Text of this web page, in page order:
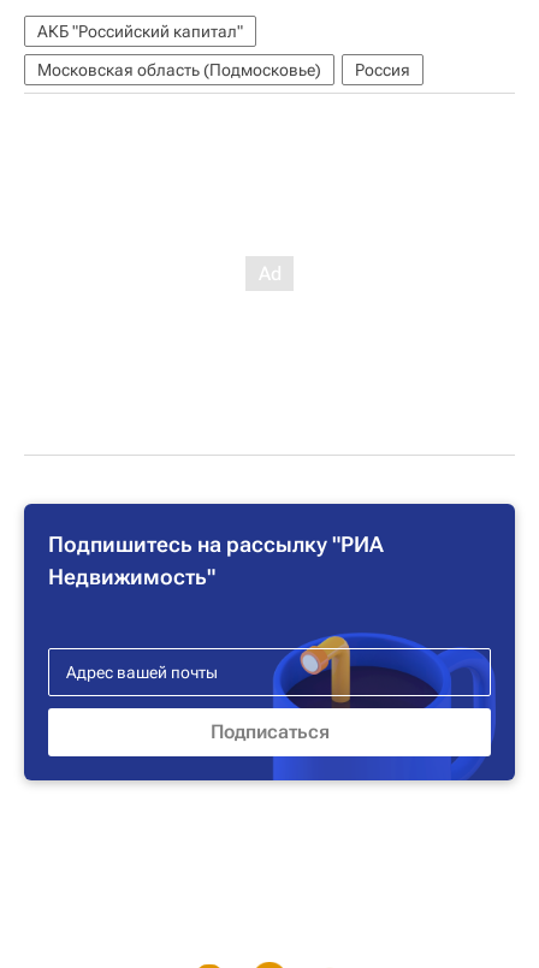
АКБ "Российский капитал"
Московская область (Подмосковье)
Россия
Подпишитесь на рассылку "РИА
Недвижимость"